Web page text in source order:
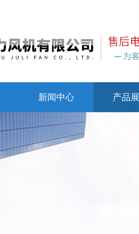
新闻中心 产品